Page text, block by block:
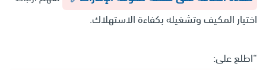
اختيار المكيف وتشغيله بكفاءة الاستهلاك.
“اطلع على: